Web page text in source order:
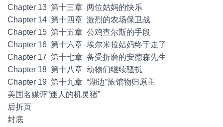
Chapter 13 第十三章 两位姑妈的快乐
Chapter 14 第十四章 激烈的农场保卫战
Chapter 15 第十五章 公鸡查尔斯的手段
Chapter 16 第十六章 埃尔米拉姑妈终于走了
Chapter 17 第十七章 备受折磨的安德森先生
Chapter 18 第十八章 动物们继续骚扰
Chapter 19 第十九章 “湖边”旅馆物归原主
美国名媒评“迷人的机灵猪”
后折页
封底